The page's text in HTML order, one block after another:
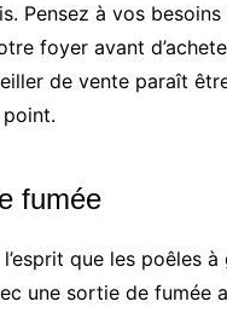
Pensez à vos
foyer avant
de vente paraît
fumée
que les poêles à
une sortie de fumée